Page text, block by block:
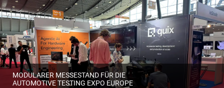
MODULARER MESSESTAND FÜR DIE
AUTOMOTIVE TESTING EXPO EUROPE